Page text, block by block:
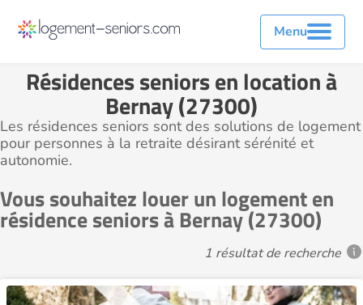
Menu
Résidences seniors en location à
Bernay (27300)
Les résidences seniors sont des solutions de logement
pour personnes à la retraite désirant sérénité et
autonomie.
Vous souhaitez louer un logement en
résidence seniors à Bernay (27300)
1 résultat de recherche